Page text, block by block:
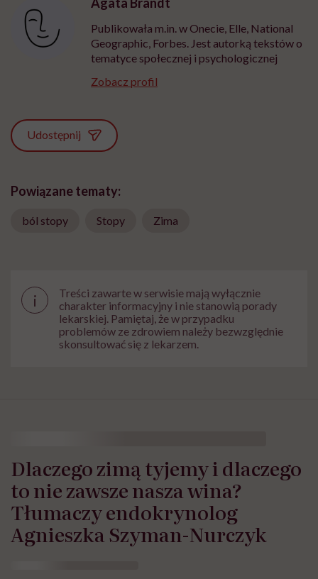
Publikowała m.in. w Onecie, Elle, National
Geographic, Forbes. Jest autorką tekstów o
tematyce społecznej i psychologicznej
Zobacz profil
Udostępnij
Powiązane tematy:
ból stopy Stopy Zima
i
Treści zawarte w serwisie mają wyłącznie
charakter informacyjny i nie stanowią porady
lekarskiej. Pamiętaj, że w przypadku
problemów ze zdrowiem należy bezwzględnie
skonsultować się z lekarzem.
Dlaczego zimą tyjemy i dlaczego
to nie zawsze nasza wina?
Tłumaczy endokrynolog
Agnieszka Szyman-Nurczyk